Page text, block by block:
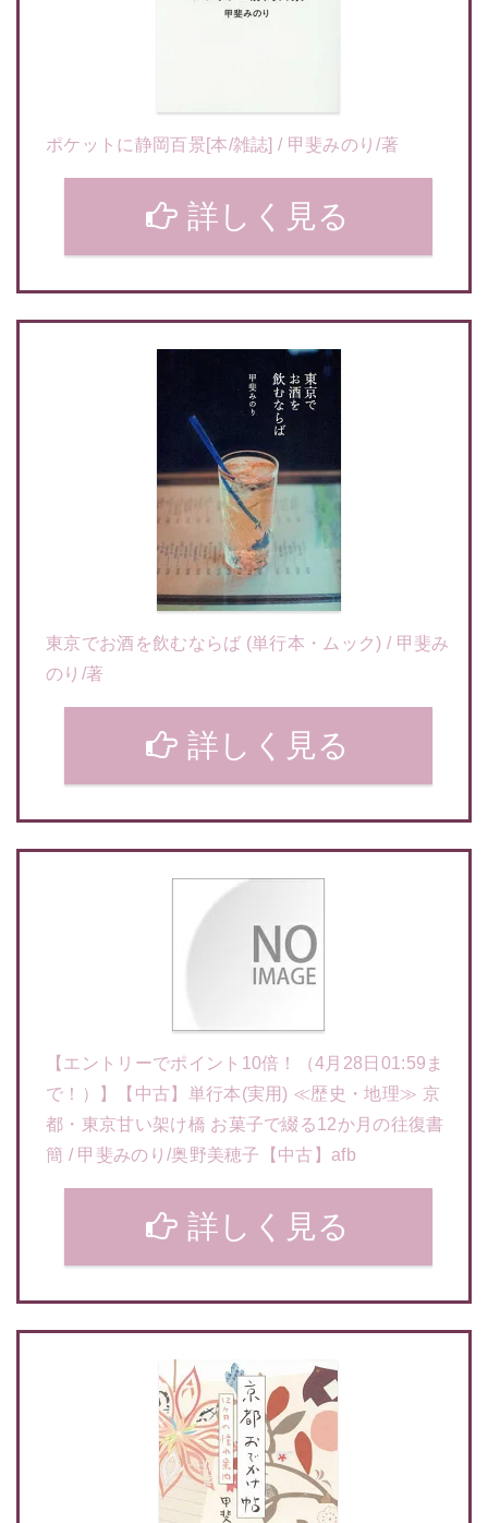
ポケットに静岡百景[本/雑誌] / 甲斐みのり/著
詳しく見る
東京でお酒を飲むならば (単行本・ムック) / 甲斐み
のり/著
詳しく見る
【エントリーでポイント10倍！（4月28日01:59ま
で！）】【中古】単行本(実用) ≪歴史・地理≫ 京
都・東京甘い架け橋 お菓子で綴る12か月の往復書
簡 / 甲斐みのり/奥野美穂子【中古】afb
詳しく見る